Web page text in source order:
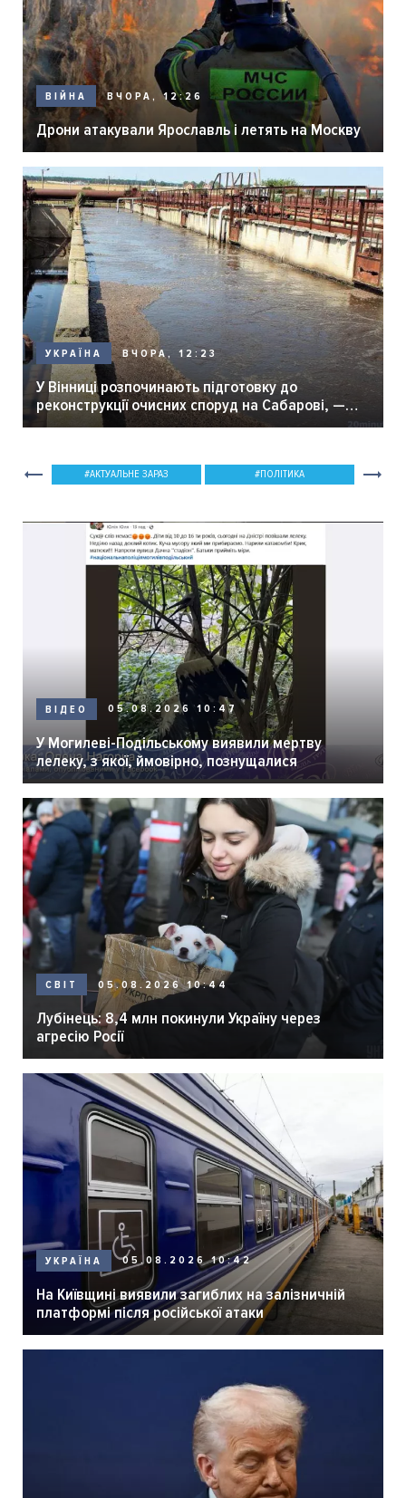
ВІЙНА ВЧОРА, 12:26
Дрони атакували Ярославль і летять на Москву
УКРАЇНА ВЧОРА, 12:23
У Вінниці розпочинають підготовку до
реконструкції очисних споруд на Сабарові, —
мер Вінниці.
АКТУАЛЬНЕ ЗАРАЗ ПОЛІТИКА
ВІДЕО 05.08.2026 10:47
У Могилеві-Подільському виявили мертву
лелеку, з якої, ймовірно, познущалися
СВІТ 05.08.2026 10:44
Лубінець: 8,4 млн покинули Україну через
агресію Росії
УКРАЇНА 05.08.2026 10:42
На Київщині виявили загиблих на залізничній
платформі після російської атаки